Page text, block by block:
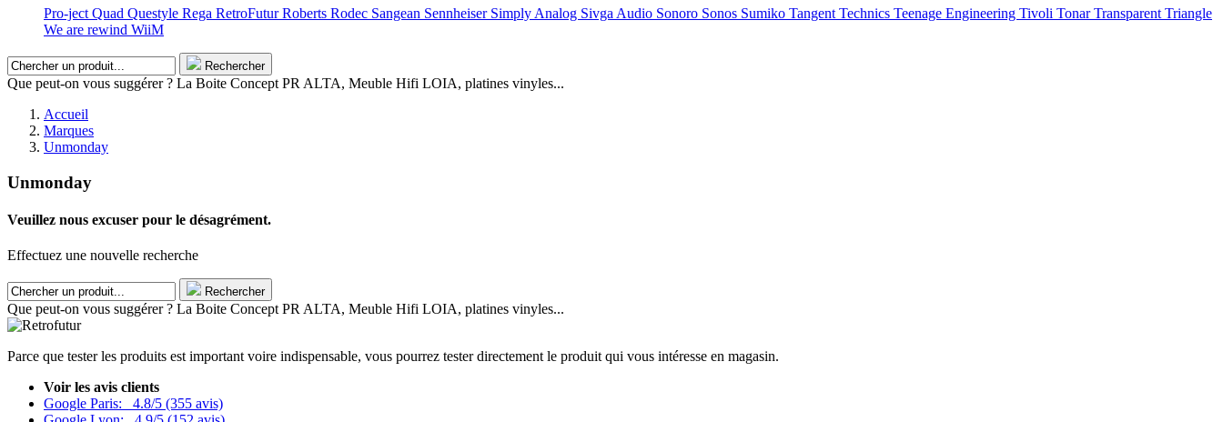
Pro-ject Quad Questyle Rega RetroFuturRoberts Rodec Sangean Sennheiser Simply Analog Sivga Audio Sonoro Sonos Sumiko Tangent Technics Teenage Engineering Tivoli TonarTransparent Triangle
We are rewind WiiM
Rechercher
Que peut-on vous suggérer ? La Boite Concept PR ALTA, Meuble Hifi LOIA, platines vinyles...
Accueil
Marques
Unmonday
Unmonday
Veuillez nous excuser pour le désagrément.
Effectuez une nouvelle recherche
Rechercher
Que peut-on vous suggérer ? La Boite Concept PR ALTA, Meuble Hifi LOIA, platines vinyles...
Parce que tester les produits est important voire indispensable, vous pourrez tester directement le produit qui vous intéresse en magasin.
Voir les avis clients
Google Paris:
4.8/5 (355 avis)